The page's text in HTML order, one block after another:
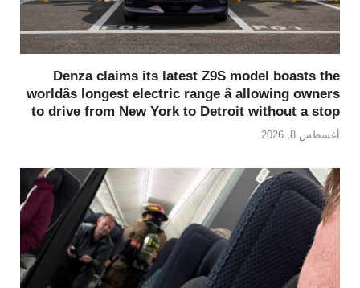
Denza claims its latest Z9S model boasts the
worldâs longest electric range â allowing owners
to drive from New York to Detroit without a stop
أغسطس 8, 2026